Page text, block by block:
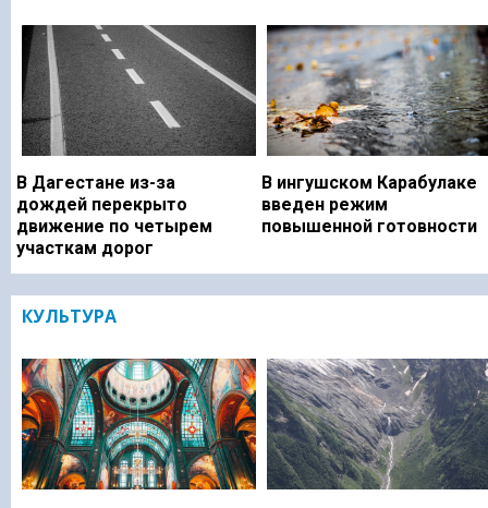
В Дагестане из-за
дождей перекрыто
движение по четырем
участкам дорог
В ингушском Карабулаке
введен режим
повышенной готовности
КУЛЬТУРА